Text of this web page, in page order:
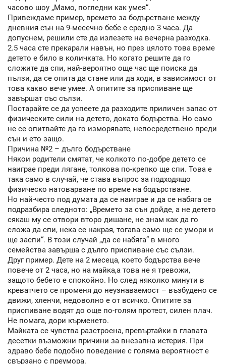
часово шоу „Мамо, погледни как умея“.
Привеждаме пример, времето за бодърстване между
дневния сън на 9-месечно бебе е средно 3 часа. Да
допуснем, решили сте да излезете на вечерна разходка.
2.5 часа сте прекарали навън, но през цялото това време
детето е било в количката. Но когато решите да го
сложите да спи, най-вероятно още час ще поиска да
пълзи, да се опита да стане или да ходи, в зависимост от
това какво вече умее. А опитите за приспиване ще
завършат със сълзи.
Постарайте се да успеете да разходите приличен запас от
физическите сили на детето, докато бодърства. Но само
не се опитвайте да го изморявате, непосредствено преди
сън и ето защо.
Причина №2 – дълго бодърстване
Някои родители смятат, че колкото по-добре детето се
наиграе преди лягане, толкова по-крепко ще спи. Това е
така само в случай, че става въпрос за подходящо
физическо натоварване по време на бодърстване.
Но най-често под думата да се наиграе и да се набяга се
подразбира следното: „Времето за сън дойде, а не детето
сякаш му се отвори второ дишане, не знам как да го
сложа да спи, нека се накрая, тогава само ще се умори и
ще заспи“. В този случай „да се набяга“ в много
семейства завърша с дълго приспиване със сълзи.
Друг пример. Дете на 2 месеца, което бодърства вече
повече от 2 часа, но на майка,а това не я тревожи,
защото бебето е спокойно. Но след няколко минути в
креватчето се променя до неузнаваемост – възбудено се
движи, хленчи, недоволно е от всичко. Опитите за
приспиване водят до още по-голям протест, силен плач.
Не помага, дори кърменето.
Майката се чувства разстроена, превъртайки в главата
десетки възможни причини за внезапна истерия. При
здраво бебе подобно поведение с голяма вероятност е
свързано с преумора.